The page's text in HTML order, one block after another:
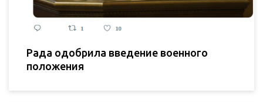
Рада одобрила введение военного
положения